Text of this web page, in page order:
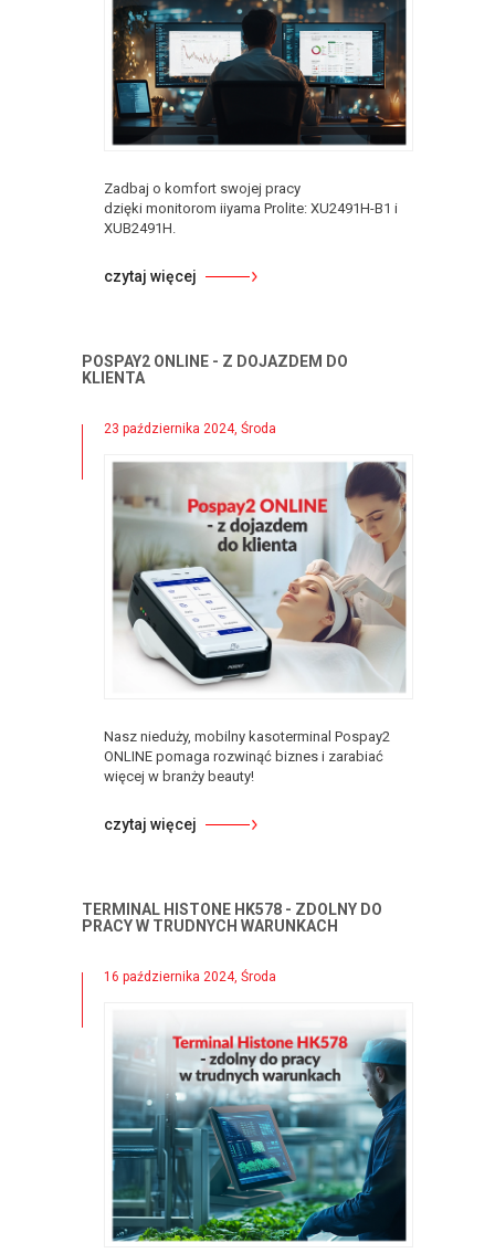
Zadbaj o komfort swojej pracy
dzięki monitorom iiyama Prolite: XU2491H-B1 i
XUB2491H.
czytaj więcej
POSPAY2 ONLINE - Z DOJAZDEM DO
KLIENTA
23 października 2024, Środa
Nasz nieduży, mobilny kasoterminal Pospay2
ONLINE pomaga rozwinąć biznes i zarabiać
więcej w branży beauty!
czytaj więcej
TERMINAL HISTONE HK578 - ZDOLNY DO
PRACY W TRUDNYCH WARUNKACH
16 października 2024, Środa